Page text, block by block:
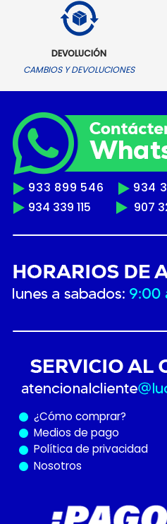
DEVOLUCIÓN
CAMBIOS Y DEVOLUCIONES
933 899 546
934
934 339 115
907
¿Cómo comprar?
Medios de pago
Política de privacidad
Nosotros